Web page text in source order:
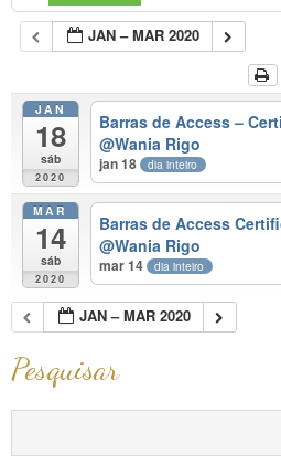
JAN – MAR 2020
JAN
18
sáb
2020
Barras de Access –
@Wania Rigo
jan 18 dia inteiro
MAR
14
sáb
2020
Barras de Access
@Wania Rigo
mar 14 dia inteiro
JAN – MAR 2020
Pesquisar